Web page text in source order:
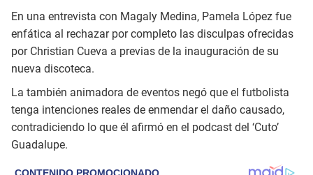
En una entrevista con Magaly Medina, Pamela López fue
enfática al rechazar por completo las disculpas ofrecidas
por Christian Cueva a previas de la inauguración de su
nueva discoteca.
La también animadora de eventos negó que el futbolista
tenga intenciones reales de enmendar el daño causado,
contradiciendo lo que él afirmó en el podcast del ‘Cuto’
Guadalupe.